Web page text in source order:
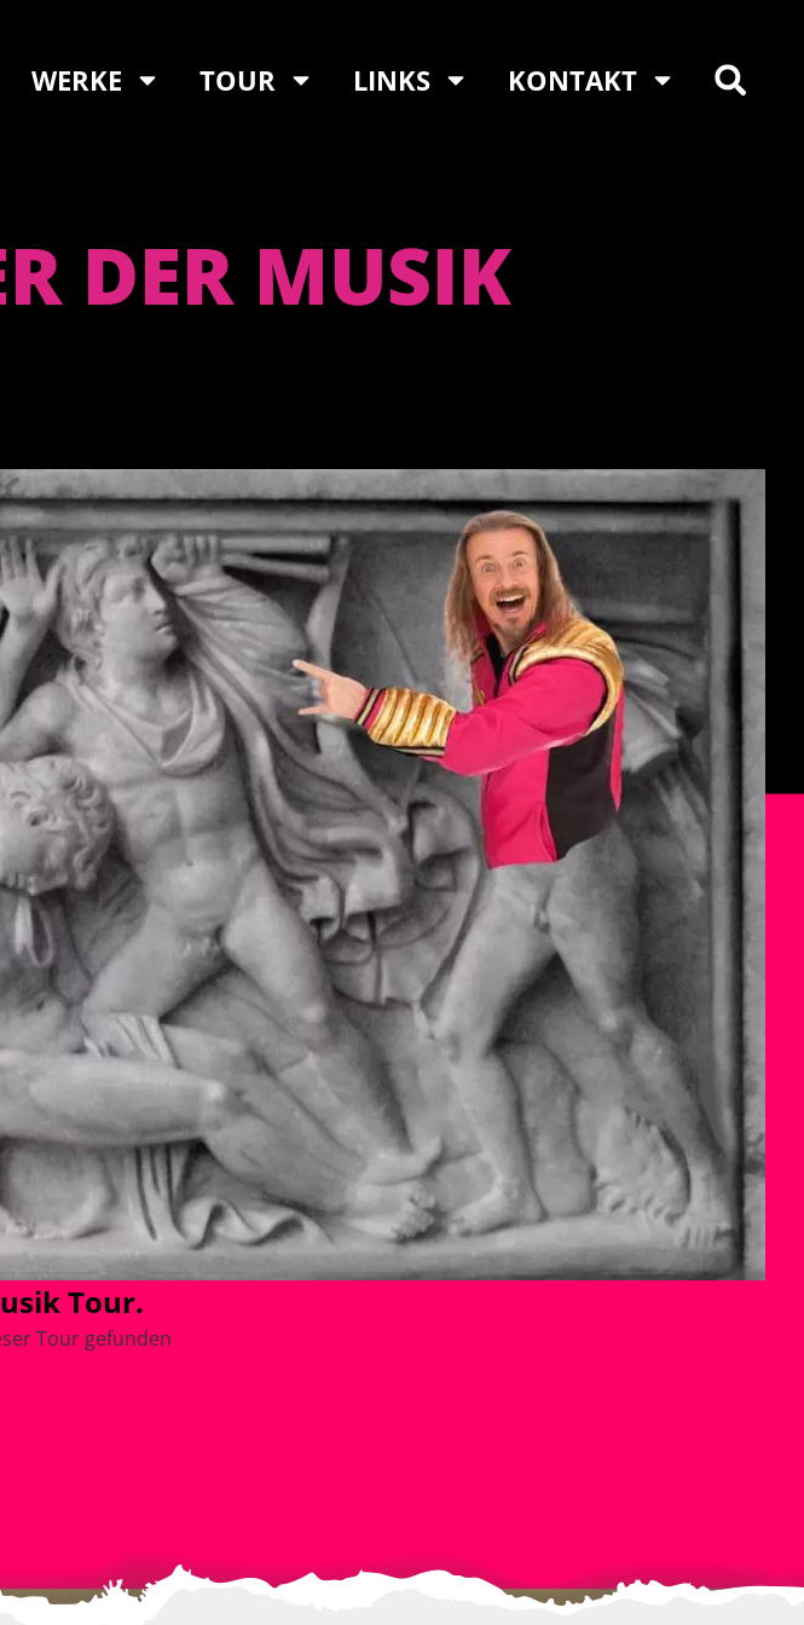
WERKE TOUR LINKS KONTAKT
DER MUSIK
Tour.
Tour gefunden